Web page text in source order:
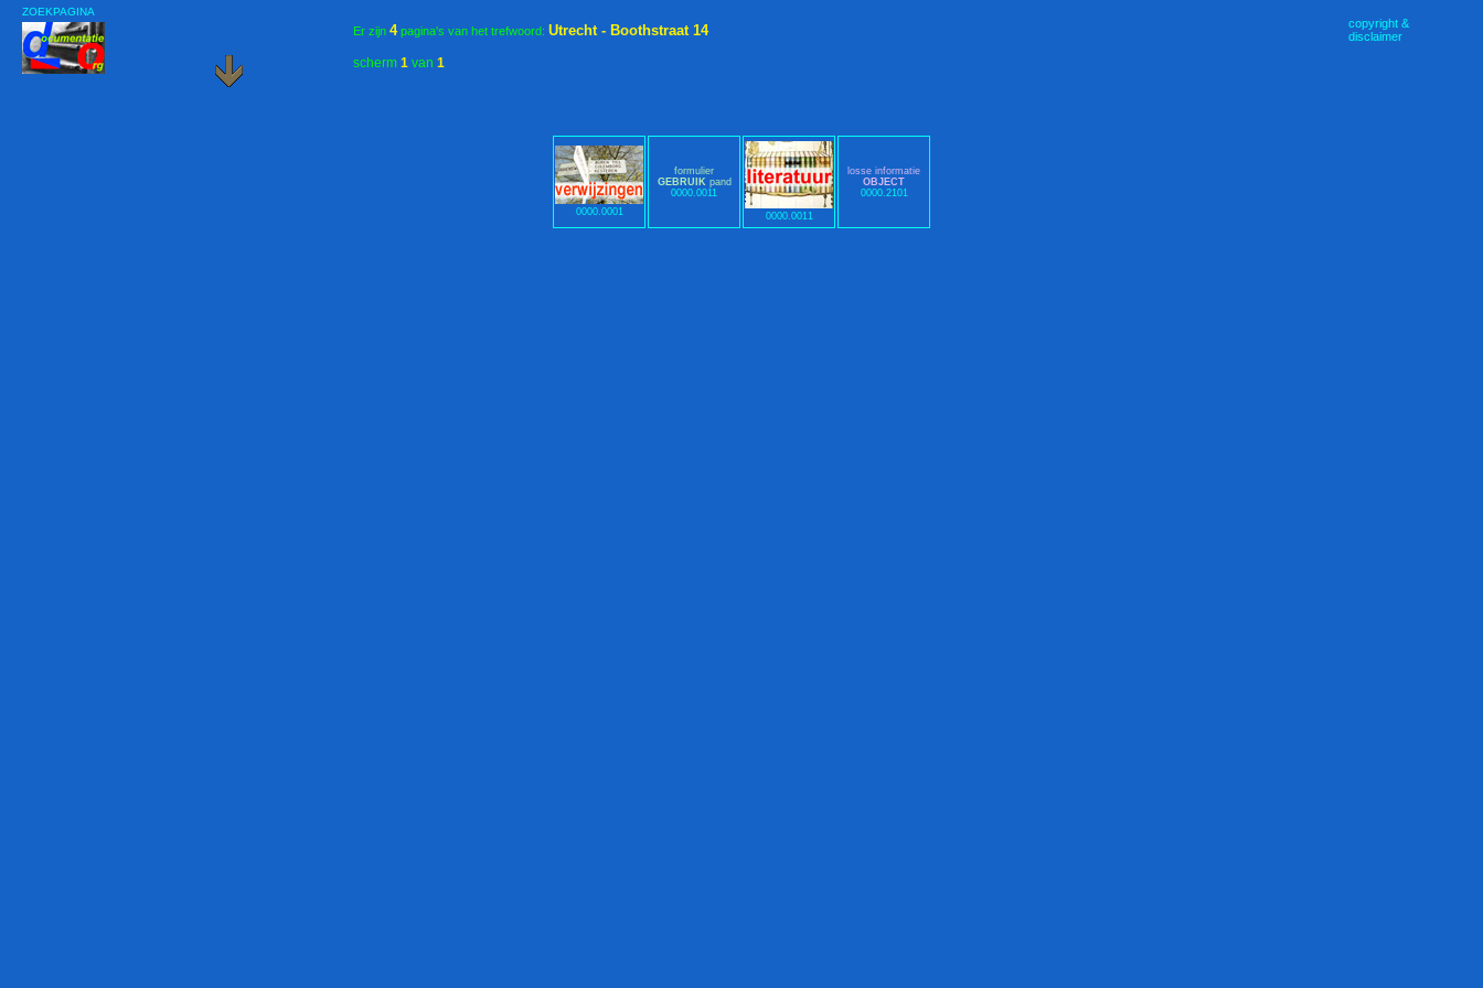
copyright &
disclaimer
ZOEKPAGINA
Er zijn 4pagina's van het trefwoord: Utrecht - Boothstraat 14
0000.0001
formulier
GEBRUIK pand
0000.0011
0000.0011
losse informatie
OBJECT
0000.2101
scherm 1 van 1